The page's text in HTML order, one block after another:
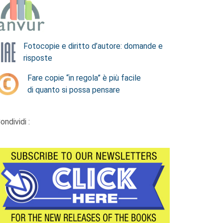
Fotocopie e diritto d’autore: domande e
risposte
Fare copie “in regola” è più facile
di quanto si possa pensare
: